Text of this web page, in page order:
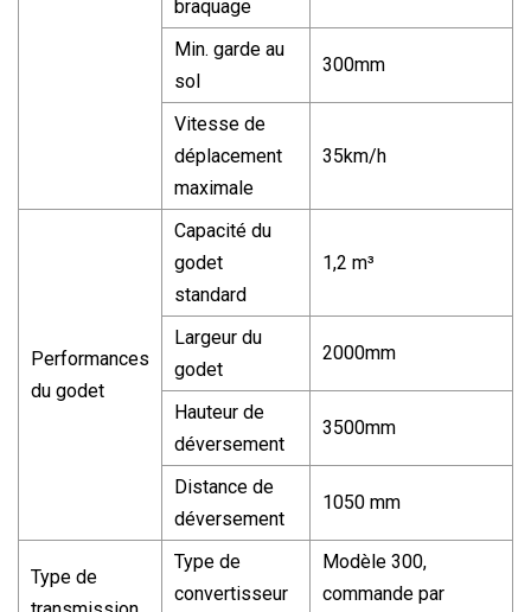
braquage
Min. garde au
sol
300mm
Vitesse de
déplacement
maximale
35km/h
Performances
du godet
Capacité du
godet
standard
1,2 m³
Largeur du
godet
2000mm
Hauteur de
déversement
3500mm
Distance de
déversement
1050 mm
Type de
Type de
convertisseur
Modèle 300,
commande par